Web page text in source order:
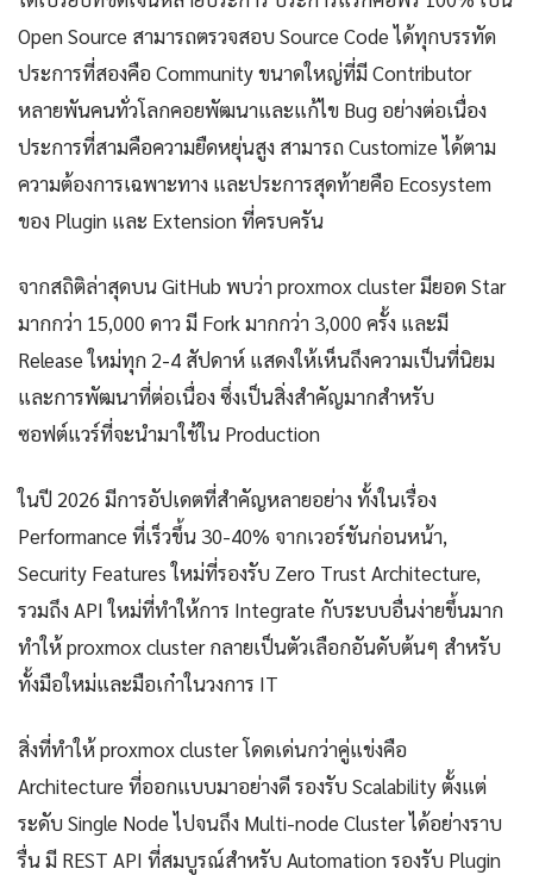
Open Source สามารถตรวจสอบ Source Code ได้ทุกบรรทัด
ประการที่สองคือ Community ขนาดใหญ่ที่มี Contributor
หลายพันคนทั่วโลกคอยพัฒนาและแก้ไข Bug อย่างต่อเนื่อง
ประการที่สามคือความยืดหยุ่นสูง สามารถ Customize ได้ตาม
ความต้องการเฉพาะทาง และประการสุดท้ายคือ Ecosystem
ของ Plugin และ Extension ที่ครบครัน
จากสถิติล่าสุดบน GitHub พบว่า proxmox cluster มียอด Star
มากกว่า 15,000 ดาว มี Fork มากกว่า 3,000 ครั้ง และมี
Release ใหม่ทุก 2-4 สัปดาห์ แสดงให้เห็นถึงความเป็นที่นิยม
และการพัฒนาที่ต่อเนื่อง ซึ่งเป็นสิ่งสำคัญมากสำหรับ
ซอฟต์แวร์ที่จะนำมาใช้ใน Production
ในปี 2026 มีการอัปเดตที่สำคัญหลายอย่าง ทั้งในเรื่อง
Performance ที่เร็วขึ้น 30-40% จากเวอร์ชันก่อนหน้า,
Security Features ใหม่ที่รองรับ Zero Trust Architecture,
รวมถึง API ใหม่ที่ทำให้การ Integrate กับระบบอื่นง่ายขึ้นมาก
ทำให้ proxmox cluster กลายเป็นตัวเลือกอันดับต้นๆ สำหรับ
ทั้งมือใหม่และมือเก๋าในวงการ IT
สิ่งที่ทำให้ proxmox cluster โดดเด่นกว่าคู่แข่งคือ
Architecture ที่ออกแบบมาอย่างดี รองรับ Scalability ตั้งแต่
ระดับ Single Node ไปจนถึง Multi-node Cluster ได้อย่างราบ
รื่น มี REST API ที่สมบูรณ์สำหรับ Automation รองรับ Plugin